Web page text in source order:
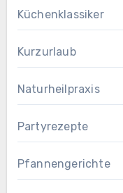
Küchenklassiker
Kurzurlaub
Naturheilpraxis
Partyrezepte
Pfannengerichte